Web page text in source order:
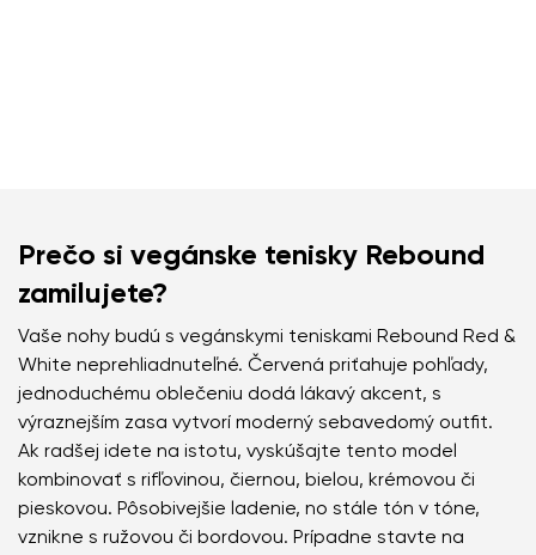
Prečo si vegánske tenisky Rebound
zamilujete?
Vaše nohy budú s vegánskymi teniskami Rebound Red &
White neprehliadnuteľné. Červená priťahuje pohľady,
jednoduchému oblečeniu dodá lákavý akcent, s
výraznejším zasa vytvorí moderný sebavedomý outfit.
Ak radšej idete na istotu, vyskúšajte tento model
kombinovať s rifľovinou, čiernou, bielou, krémovou či
pieskovou. Pôsobivejšie ladenie, no stále tón v tóne,
vznikne s ružovou či bordovou. Prípadne stavte na